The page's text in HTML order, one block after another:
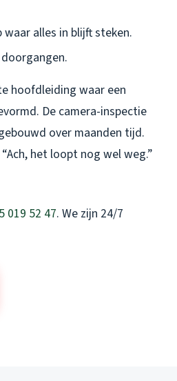
alles in blijft steken.
hoofdleiding waar een
De camera-inspectie
over maanden tijd.
het loopt nog wel weg.”
019 52 47. We zijn 24/7